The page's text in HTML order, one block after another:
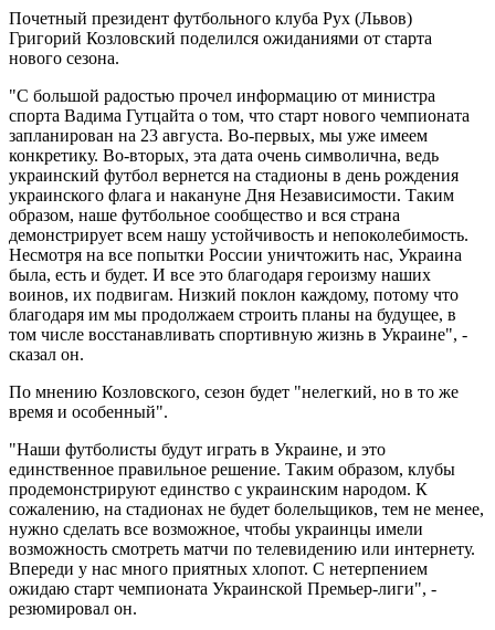
Почетный президент футбольного клуба Рух (Львов)
Григорий Козловский поделился ожиданиями от старта
нового сезона.
"С большой радостью прочел информацию от министра
спорта Вадима Гутцайта о том, что старт нового чемпионата
запланирован на 23 августа. Во-первых, мы уже имеем
конкретику. Во-вторых, эта дата очень символична, ведь
украинский футбол вернется на стадионы в день рождения
украинского флага и накануне Дня Независимости. Таким
образом, наше футбольное сообщество и вся страна
демонстрирует всем нашу устойчивость и непоколебимость.
Несмотря на все попытки России уничтожить нас, Украина
была, есть и будет. И все это благодаря героизму наших
воинов, их подвигам. Низкий поклон каждому, потому что
благодаря им мы продолжаем строить планы на будущее, в
том числе восстанавливать спортивную жизнь в Украине", -
сказал он.
По мнению Козловского, сезон будет "нелегкий, но в то же
время и особенный".
"Наши футболисты будут играть в Украине, и это
единственное правильное решение. Таким образом, клубы
продемонстрируют единство с украинским народом. К
сожалению, на стадионах не будет болельщиков, тем не менее,
нужно сделать все возможное, чтобы украинцы имели
возможность смотреть матчи по телевидению или интернету.
Впереди у нас много приятных хлопот. С нетерпением
ожидаю старт чемпионата Украинской Премьер-лиги", -
резюмировал он.